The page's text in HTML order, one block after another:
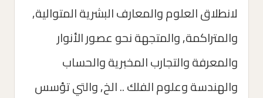
لانطلاق العلوم والمعارف البشرية المتوالية,
والمتراكمة, والمتجهة نحو عصور الأنوار
والمعرفة والتجارب المخبرية والحساب
والهندسة وعلوم الفلك .. الخ, والتي تؤسس